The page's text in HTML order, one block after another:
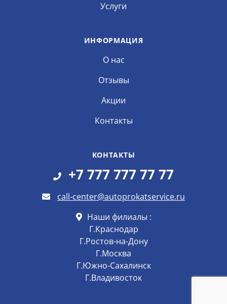
Услуги
ИНФОРМАЦИЯ
О нас
Отзывы
Акции
Контакты
КОНТАКТЫ
+7 777 777 77 77
call-center@autoprokatservice.ru
Наши филиалы :
Г.Краснодар
Г.Ростов-на-Дону
Г.Москва
Г.Южно-Сахалинск
Г.Владивосток